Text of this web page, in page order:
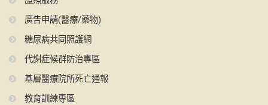
廣告申請(醫療/藥物)
糖尿病共同照護網
代謝症候群防治專區
基層醫療院所死亡通報
教育訓練專區